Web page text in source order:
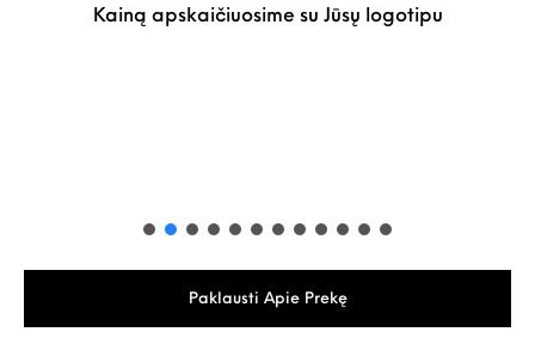
Kainą apskaičiuosime su Jūsų logotipu
Paklausti Apie Prekę